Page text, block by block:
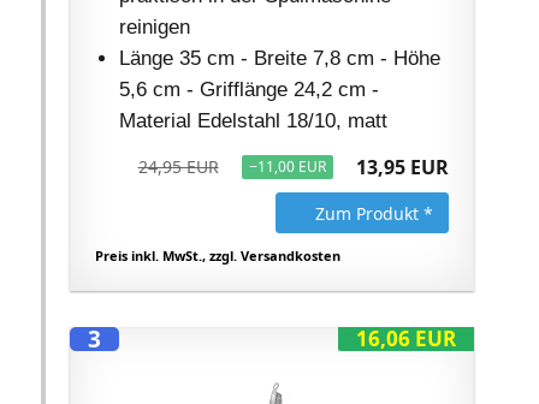
reinigen
Länge 35 cm - Breite 7,8 cm - Höhe
5,6 cm - Grifflänge 24,2 cm -
Material Edelstahl 18/10, matt
24,95 EUR −11,00 EUR 13,95 EUR
Zum Produkt *
Preis inkl. MwSt., zzgl. Versandkosten
16,06 EUR
3